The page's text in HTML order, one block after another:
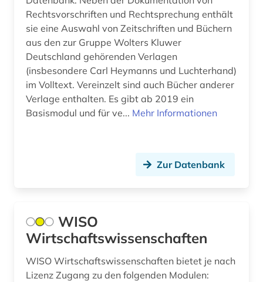
ethnologie (2)
eu recht (1)
europa (4)
europarecht (3)
europäische union (2)
exil (1)
Rechtsvorschriften und Rechtsprechung enthält
sie eine Auswahl von Zeitschriften und Büchern
aus den zur Gruppe Wolters Kluwer
Deutschland gehörenden Verlagen
(insbesondere Carl Heymanns und Luchterhand)
im Volltext. Vereinzelt sind auch Bücher anderer
Verlage enthalten. Es gibt ab 2019 ein
Basismodul und für ve... Mehr Informationen
Zur Datenbank
WISO
Wirtschaftswissenschaften
WISO Wirtschaftswissenschaften bietet je nach
Lizenz Zugang zu den folgenden Modulen: